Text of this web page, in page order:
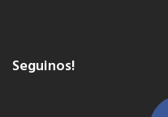
Seguinos!